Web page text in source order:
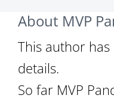
Contact information
FR
About MVP
This author
details.
So far MVP